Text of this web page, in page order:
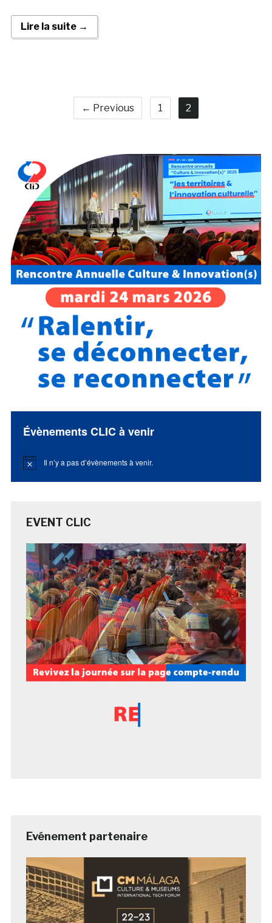
Lire la suite →
← Previous 1 2
Évènements CLIC à venir
Notice Il n’y a pas d’évènements à venir.
EVENT CLIC
Evénement partenaire